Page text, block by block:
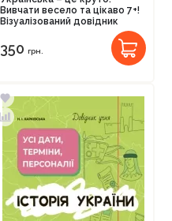
Вивчати весело та цікаво 7+!
Візуалізований довідник
350 грн.